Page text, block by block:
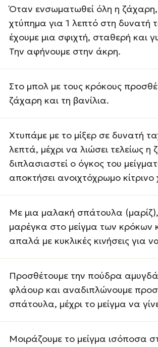
Όταν ενσωματωθεί όλη η ζάχαρη,
χτύπημα για 1 λεπτό στη δυνατή
έχουμε μια σφιχτή, σταθερή και
Την αφήνουμε στην άκρη.
Στο μπολ με τους κρόκους
ζάχαρη και τη βανίλια.
Χτυπάμε με το μίξερ σε δυνατή
λεπτά, μέχρι να λιώσει τελείως η
διπλασιαστεί ο όγκος του
αποκτήσει ανοιχτόχρωμο
Με μια μαλακή σπάτουλα
μαρέγκα στο μείγμα των κρόκων
απαλά με κυκλικές κινήσεις για
Προσθέτουμε την πούδρα
φλάουρ και αναδιπλώνουμε
σπάτουλα, μέχρι το μείγμα να
Μοιράζουμε το μείγμα ισόποσα